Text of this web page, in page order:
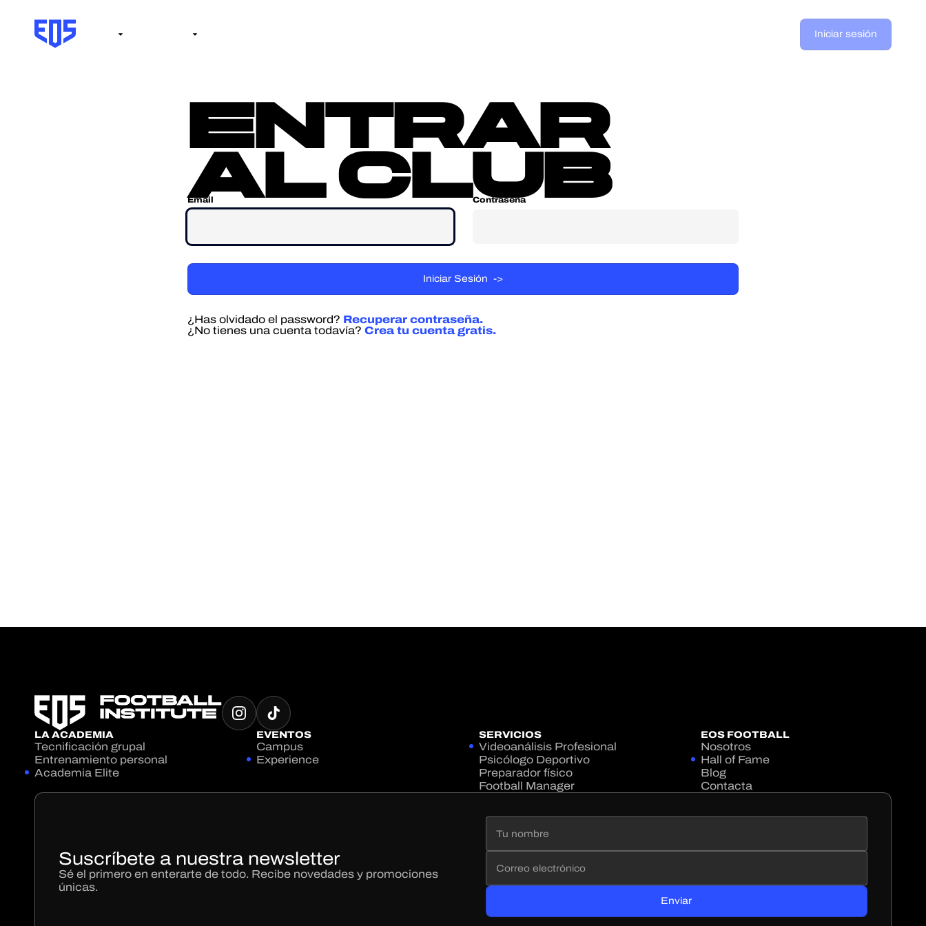
Iniciar sesión
entrar
al club
Email Contraseña
¿Has olvidado el password? Recuperar contraseña.
¿No tienes una cuenta todavía? Crea tu cuenta gratis.
LA ACADEMIA
Tecnificación grupal
Entrenamiento personal
Academia Elite
EVENTOS
Campus
Experience
SERVICIOS
Videoanálisis Profesional
Psicólogo Deportivo
Preparador físico
Football Manager
EOS FOOTBALL
Nosotros
Hall of Fame
Blog
Contacta
Suscríbete a nuestra newsletter
Sé el primero en enterarte de todo. Recibe novedades y promociones
únicas.